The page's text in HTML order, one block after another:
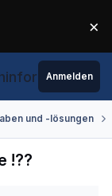
×
Anmelden
und -lösungen
!??